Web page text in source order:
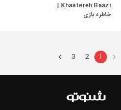
Khaatereh Baazi |
خاطره بازی
1
2
3